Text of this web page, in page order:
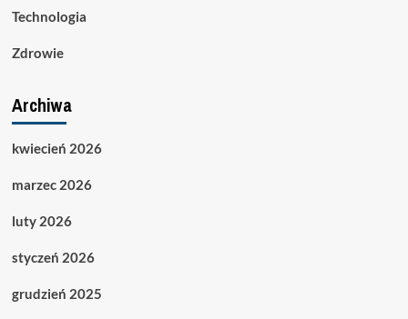
Technologia
Zdrowie
Archiwa
kwiecień 2026
marzec 2026
luty 2026
styczeń 2026
grudzień 2025